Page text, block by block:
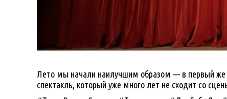
Лето мы начали наилучшим образом — в первый же
спектакль, который уже много лет не сходит со